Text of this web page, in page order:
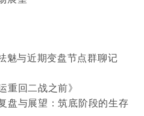
魅与近期变盘节点群聊记
重回二战之前》
盘与展望：筑底阶段的生存